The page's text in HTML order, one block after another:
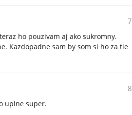
7
ho pouzivam aj ako sukromny.
Kazdopadne sam by som si ho za tie
8
uplne super.